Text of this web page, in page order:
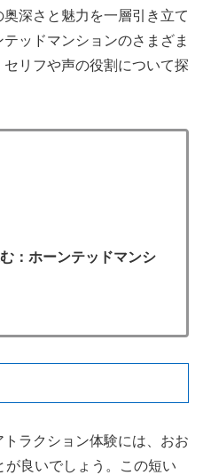
深さと魅力を一層引き立て
ッドマンションのさまざま
リフや声の役割について探
：ホーンテッドマンシ
ラクション体験には、おお
が良いでしょう。この短い